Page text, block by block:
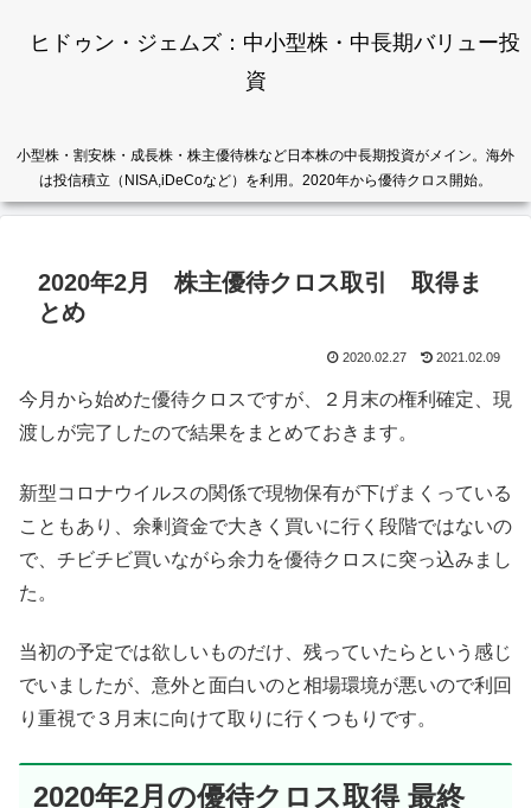
ヒドゥン・ジェムズ：中小型株・中長期バリュー投
資
小型株・割安株・成長株・株主優待株など日本株の中長期投資がメイン。海外
は投信積立（NISA,iDeCoなど）を利用。2020年から優待クロス開始。
2020年2月 株主優待クロス取引 取得ま
とめ
2020.02.27 2021.02.09
今月から始めた優待クロスですが、２月末の権利確定、現
渡しが完了したので結果をまとめておきます。
新型コロナウイルスの関係で現物保有が下げまくっている
こともあり、余剰資金で大きく買いに行く段階ではないの
で、チビチビ買いながら余力を優待クロスに突っ込みまし
た。
当初の予定では欲しいものだけ、残っていたらという感じ
でいましたが、意外と面白いのと相場環境が悪いので利回
り重視で３月末に向けて取りに行くつもりです。
2020年2月の優待クロス取得 最終